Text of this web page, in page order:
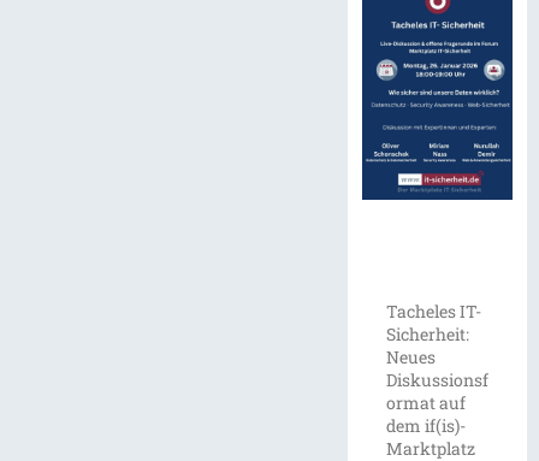
Tacheles IT-
Sicherheit:
Neues
Diskussionsf
ormat auf
dem if(is)-
Marktplatz